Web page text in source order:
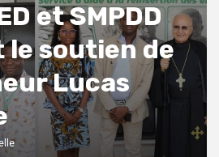
et SMPDD
soutien de
Lucas